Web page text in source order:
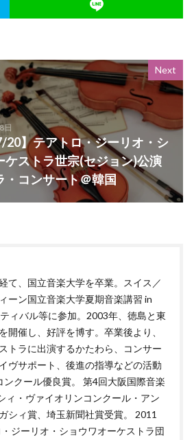
Next
日
20】テアトロ・ジーリオ・シ
ケストラ世宗(セジョン)公演
・コンサート＠韓国
て、国立音楽大学を卒業。スイス／
ーン国立音楽大学夏期音楽講習 in
ィバル等に参加。2003年、徳島と東
開催し、好評を博す。卒業後より、
トラに出演するかたわら、コンサー
ヴサポート、後進の指導などの活動
クール優良賞。 第4回大阪国際音楽
ィ・ヴァイオリンコンクール・アン
シィ賞、埼玉新聞社賞受賞。 2011
ジーリオ・ショウワオーケストラ団